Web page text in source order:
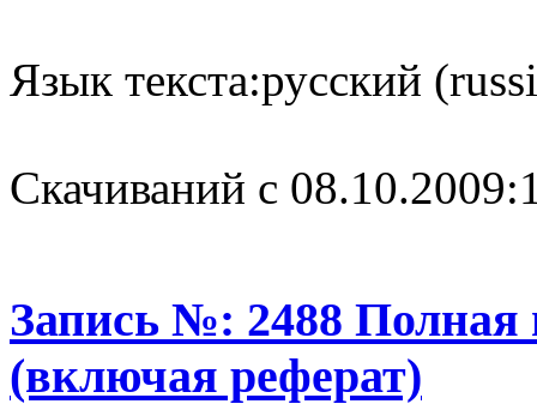
Язык текста:русский
Cкачиваний с 08.10.2009:
Запись №: 2488 Полная
(включая реферат)